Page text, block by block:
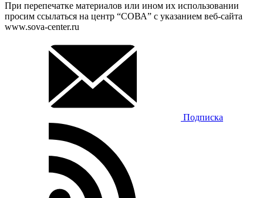
При перепечатке материалов или ином их использовании
просим ссылаться на центр “СОВА” с указанием веб-сайта
www.sova-center.ru
Подписка